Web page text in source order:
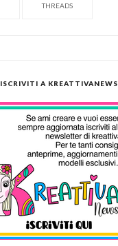
THREADS
ISCRIVITI A KREATTIVANEWS